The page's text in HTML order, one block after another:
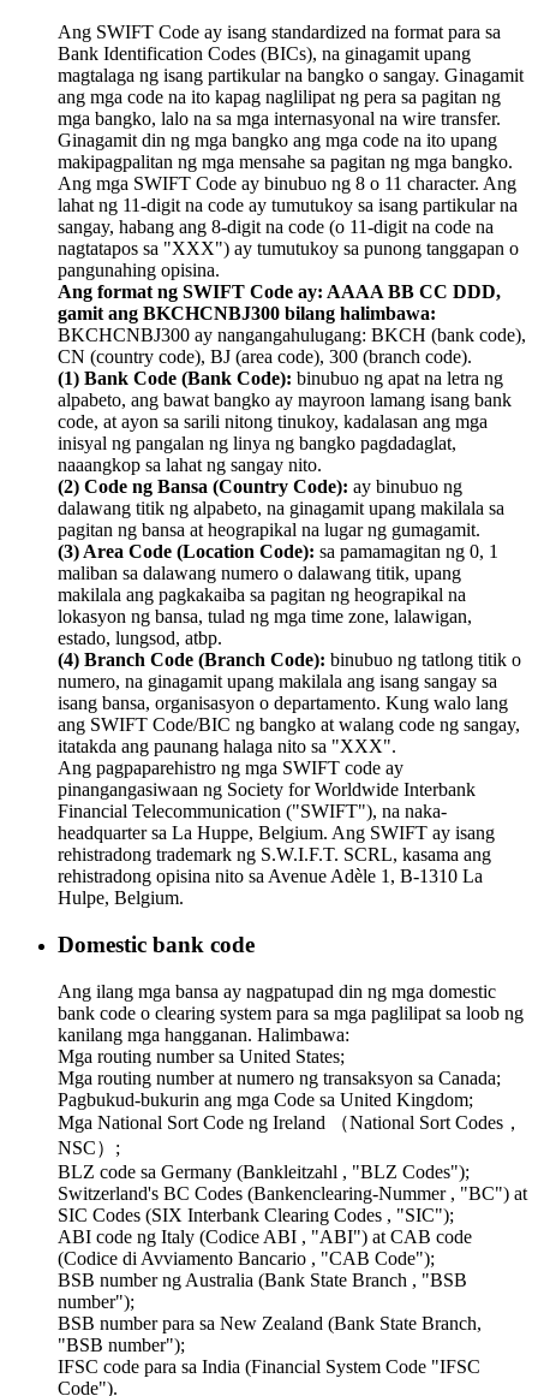
Ang SWIFT Code ay isang standardized na format para sa
Bank Identification Codes (BICs), na ginagamit upang
magtalaga ng isang partikular na bangko o sangay. Ginagamit
ang mga code na ito kapag naglilipat ng pera sa pagitan ng
mga bangko, lalo na sa mga internasyonal na wire transfer.
Ginagamit din ng mga bangko ang mga code na ito upang
makipagpalitan ng mga mensahe sa pagitan ng mga bangko.
Ang mga SWIFT Code ay binubuo ng 8 o 11 character. Ang
lahat ng 11-digit na code ay tumutukoy sa isang partikular na
sangay, habang ang 8-digit na code (o 11-digit na code na
nagtatapos sa "XXX") ay tumutukoy sa punong tanggapan o
pangunahing opisina.
Ang format ng SWIFT Code ay: AAAA BB CC DDD,
gamit ang BKCHCNBJ300 bilang halimbawa:
BKCHCNBJ300 ay nangangahulugang: BKCH (bank code),
CN (country code), BJ (area code), 300 (branch code).
(1) Bank Code (Bank Code): binubuo ng apat na letra ng
alpabeto, ang bawat bangko ay mayroon lamang isang bank
code, at ayon sa sarili nitong tinukoy, kadalasan ang mga
inisyal ng pangalan ng linya ng bangko pagdadaglat,
naaangkop sa lahat ng sangay nito.
(2) Code ng Bansa (Country Code): ay binubuo ng
dalawang titik ng alpabeto, na ginagamit upang makilala sa
pagitan ng bansa at heograpikal na lugar ng gumagamit.
(3) Area Code (Location Code): sa pamamagitan ng 0, 1
maliban sa dalawang numero o dalawang titik, upang
makilala ang pagkakaiba sa pagitan ng heograpikal na
lokasyon ng bansa, tulad ng mga time zone, lalawigan,
estado, lungsod, atbp.
(4) Branch Code (Branch Code): binubuo ng tatlong titik o
numero, na ginagamit upang makilala ang isang sangay sa
isang bansa, organisasyon o departamento. Kung walo lang
ang SWIFT Code/BIC ng bangko at walang code ng sangay,
itatakda ang paunang halaga nito sa "XXX".
Ang pagpaparehistro ng mga SWIFT code ay
pinangangasiwaan ng Society for Worldwide Interbank
Financial Telecommunication ("SWIFT"), na naka-
headquarter sa La Huppe, Belgium. Ang SWIFT ay isang
rehistradong trademark ng S.W.I.F.T. SCRL, kasama ang
rehistradong opisina nito sa Avenue Adèle 1, B-1310 La
Hulpe, Belgium.
Domestic bank code
Ang ilang mga bansa ay nagpatupad din ng mga domestic
bank code o clearing system para sa mga paglilipat sa loob ng
kanilang mga hangganan. Halimbawa:
Mga routing number sa United States;
Mga routing number at numero ng transaksyon sa Canada;
Pagbukud-bukurin ang mga Code sa United Kingdom;
Mga National Sort Code ng Ireland （National Sort Codes，
NSC）;
BLZ code sa Germany (Bankleitzahl , "BLZ Codes");
Switzerland's BC Codes (Bankenclearing-Nummer , "BC") at
SIC Codes (SIX Interbank Clearing Codes , "SIC");
ABI code ng Italy (Codice ABI , "ABI") at CAB code
(Codice di Avviamento Bancario , "CAB Code");
BSB number ng Australia (Bank State Branch , "BSB
number");
BSB number para sa New Zealand (Bank State Branch,
"BSB number");
IFSC code para sa India (Financial System Code "IFSC
Code").